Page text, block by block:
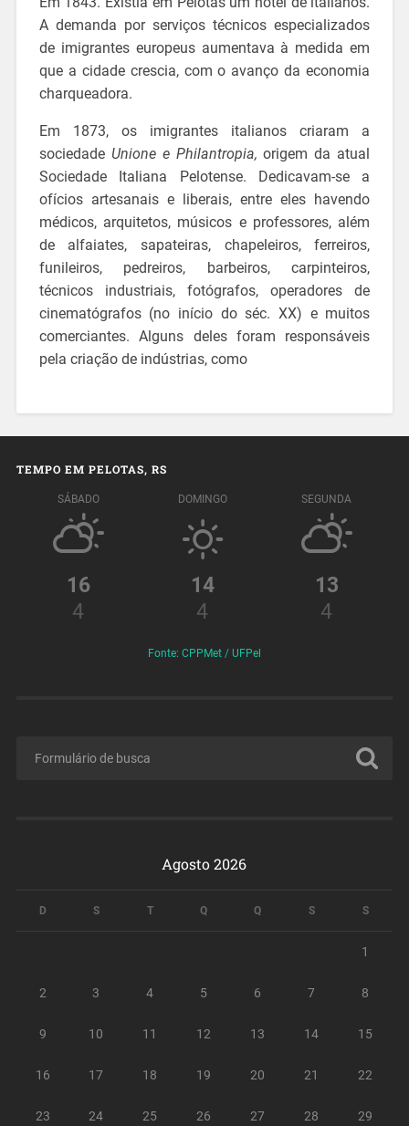
A demanda por serviços técnicos especializados
de imigrantes europeus aumentava à medida em
que a cidade crescia, com o avanço da economia
charqueadora.
Em 1873, os imigrantes italianos criaram a
sociedade Unione e Philantropia, origem da atual
Sociedade Italiana Pelotense. Dedicavam-se a
ofícios artesanais e liberais, entre eles havendo
médicos, arquitetos, músicos e professores, além
de alfaiates, sapateiras, chapeleiros, ferreiros,
funileiros, pedreiros, barbeiros, carpinteiros,
técnicos industriais, fotógrafos, operadores de
cinematógrafos (no início do séc. XX) e muitos
comerciantes. Alguns deles foram responsáveis
pela criação de indústrias, como
TEMPO EM PELOTAS, RS
SÁBADO
16
4
DOMINGO
14
4
SEGUNDA
13
4
Fonte: CPPMet / UFPel
Agosto 2026
D S T Q Q S S
1
2 3 4 5 6 7 8
9 10 11 12 13 14 15
16 17 18 19 20 21 22
23 24 25 26 27 28 29